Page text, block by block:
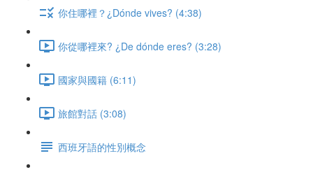
你住哪裡？¿Dónde vives? (4:38)
你從哪裡來? ¿De dónde eres? (3:28)
國家與國籍 (6:11)
旅館對話 (3:08)
西班牙語的性別概念